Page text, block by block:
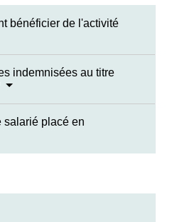
bénéficier de l'activité
indemnisées au titre
salarié placé en